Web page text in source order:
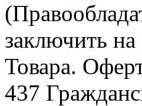
заключить
Товара.
437